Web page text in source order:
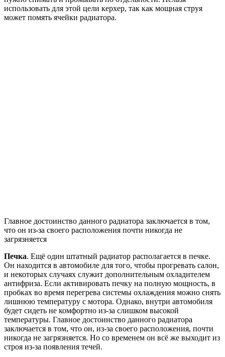
использовать для этой цели керхер, так как мощная струя
может помять ячейки радиатора.
Главное достоинство данного радиатора заключается в том,
что он из-за своего расположения почти никогда не
загрязняется
Печка. Ещё один штатный радиатор располагается в печке.
Он находится в автомобиле для того, чтобы прогревать салон,
и некоторых случаях служит дополнительным охладителем
антифриза. Если активировать печку на полную мощность, в
пробках во время перегрева системы охлаждения можно снять
лишнюю температуру с мотора. Однако, внутри автомобиля
будет сидеть не комфортно из-за слишком высокой
температуры. Главное достоинство данного радиатора
заключается в том, что он, из-за своего расположения, почти
никогда не загрязняется. Но со временем он всё же выходит из
строя из-за появления течей.